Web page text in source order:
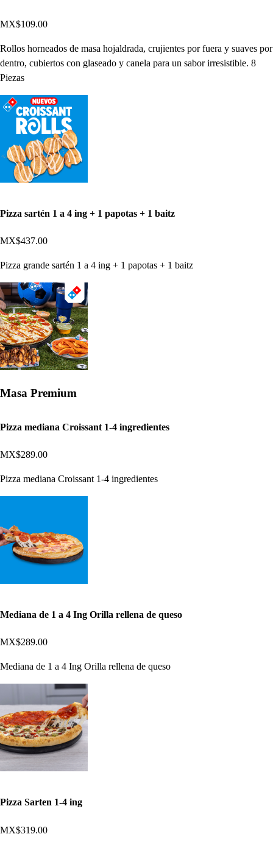
MX$109.00
Rollos horneados de masa hojaldrada, crujientes por fuera y suaves por
dentro, cubiertos con glaseado y canela para un sabor irresistible. 8
Piezas
Pizza sartén 1 a 4 ing + 1 papotas + 1 baitz
MX$437.00
Pizza grande sartén 1 a 4 ing + 1 papotas + 1 baitz
Masa Premium
Pizza mediana Croissant 1-4 ingredientes
MX$289.00
Pizza mediana Croissant 1-4 ingredientes
Mediana de 1 a 4 Ing Orilla rellena de queso
MX$289.00
Mediana de 1 a 4 Ing Orilla rellena de queso
Pizza Sarten 1-4 ing
MX$319.00